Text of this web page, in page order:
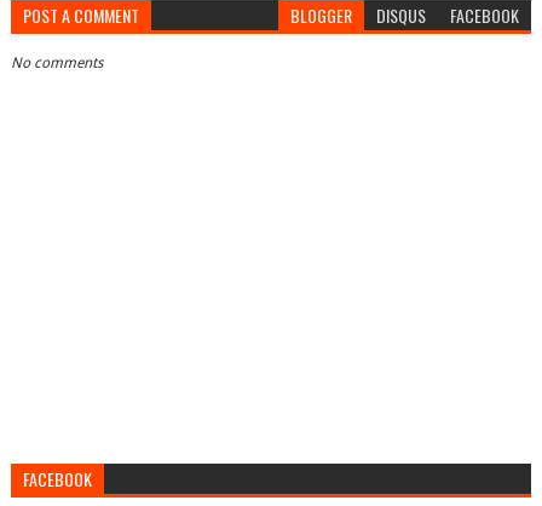
POST A COMMENT BLOGGER DISQUS FACEBOOK
No comments
FACEBOOK